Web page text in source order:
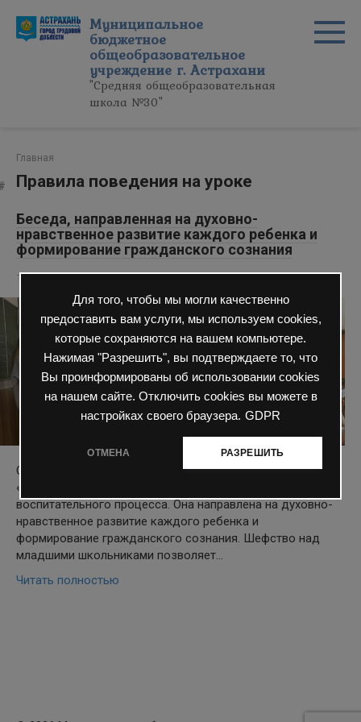
Для того, чтобы мы могли качественно
предоставить вам услуги, мы используем cookies,
которые сохраняются на вашем компьютере.
Нажимая "Разрешить", вы подтверждаете то, что
Вы проинформированы об использовании cookies
на нашем сайте. Отключить cookies вы можете в
настройках своего браузера. GDPR
ОТМЕНА РАЗРЕШИТЬ
контенту
Муниципальное
бюджетное
общеобразовательное
учреждение г. Астрахани
"Средняя общеобразовательная
школа №30"
Главная
Правила поведения на уроке
Беседа, направленная на духовно-
нравственное развитие каждого ребенка и
формирование гражданского сознания
16 Сен 2021 Ученикам 0 133 просмотров
Сегодня в 1 «А» класс приходили с беседой шефы из 5
«А» класса. Шефство-важная составляющая
воспитательного процесса. Она направлена на духовно-
нравственное развитие каждого ребенка и
формирование гражданского сознания. Шефство над
младшими школьниками позволяет…
Читать полностью